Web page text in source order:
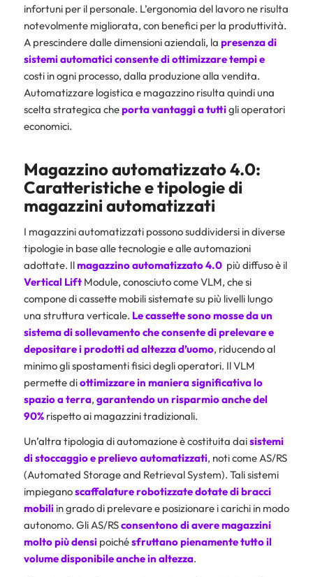
infortuni per il personale. L’ergonomia del lavoro ne risulta
notevolmente migliorata, con benefici per la produttività.
A prescindere dalle dimensioni aziendali, la presenza di
sistemi automatici consente diottimizzare tempi e
costi in ogni processo, dalla produzione alla vendita.
Automatizzare logistica e magazzino risulta quindi una
scelta strategica cheporta vantaggi a tuttigli operatori
economici.
Magazzino automatizzato 4.0:
Caratteristiche e tipologie di
magazzini automatizzati
I magazzini automatizzati possono suddividersi in diverse
tipologie in base alle tecnologie e alle automazioni
adottate. Ilmagazzino automatizzato 4.0 più diffuso è il
Vertical LiftModule, conosciuto come VLM, che si
compone di cassette mobili sistemate su più livelli lungo
una struttura verticale. Le cassette sono mosse da un
sistema di sollevamento che consente di prelevare e
depositare i prodotti ad altezza d’uomo, riducendo al
minimo gli spostamenti fisici degli operatori. Il VLM
permette diottimizzare in maniera significativa lo
spazio a terra, garantendo un risparmio anche del
90%rispetto ai magazzini tradizionali.
Un’altra tipologia di automazione è costituita daisistemi
di stoccaggio e prelievo automatizzati, noti come AS/RS
(Automated Storage and Retrieval System). Tali sistemi
impieganoscaffalature robotizzate dotate di bracci
mobiliin grado di prelevare e posizionare i carichi in modo
autonomo. Gli AS/RSconsentono di avere magazzini
molto più densipoichésfruttano pienamente tutto il
volume disponibile anche in altezza.